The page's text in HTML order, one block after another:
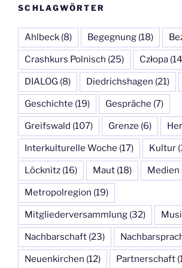
SCHLAGWÖRTER
Ahlbeck (8) Begegnung (18)
Crashkurs Polnisch (25) Człopa
DIALOG (8) Diedrichshagen (21)
Geschichte (19) Gespräche (7)
Greifswald (107) Grenze (6)
Interkulturelle Woche (17) Kultur
Löcknitz (16) Maut (18) Medien
Metropolregion (19)
Mitgliederversammlung (32)
Nachbarschaft (23)
Neuenkirchen (12) Partnerschaft